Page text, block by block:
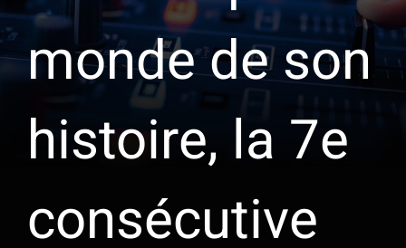
monde de son
histoire, la 7e
consécutive